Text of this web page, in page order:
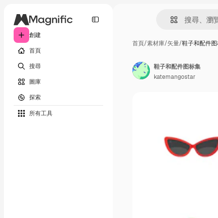
創建
首頁
搜尋
圖庫
探索
所有工具
首頁/素材庫/矢量/鞋子和配件
鞋子和配件图标集
katemangostar